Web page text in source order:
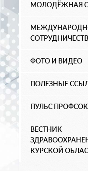
МОЛОДЁЖНАЯ
ФОТО И ВИДЕО
ПОЛЕЗНЫЕ
ПУЛЬС
ВЕСТНИК
КУРСКОЙ